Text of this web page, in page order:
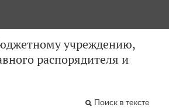
учреждению,
распорядителя и
Поиск в тексте